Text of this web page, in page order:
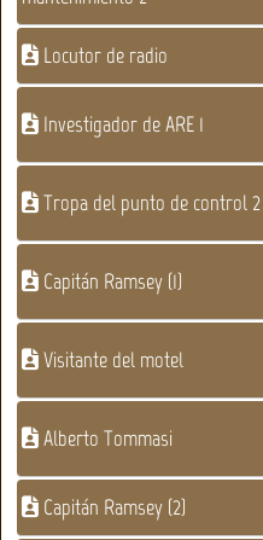
Locutor de radio
Investigador de ARE 1
Tropa del punto de control 2
Capitán Ramsey (1)
Visitante del motel
Alberto Tommasi
Capitán Ramsey (2)